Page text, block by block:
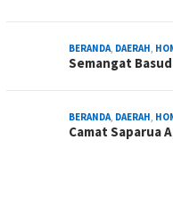
BERANDA, DAERAH,
Semangat
BERANDA, DAERAH,
Camat Saparua